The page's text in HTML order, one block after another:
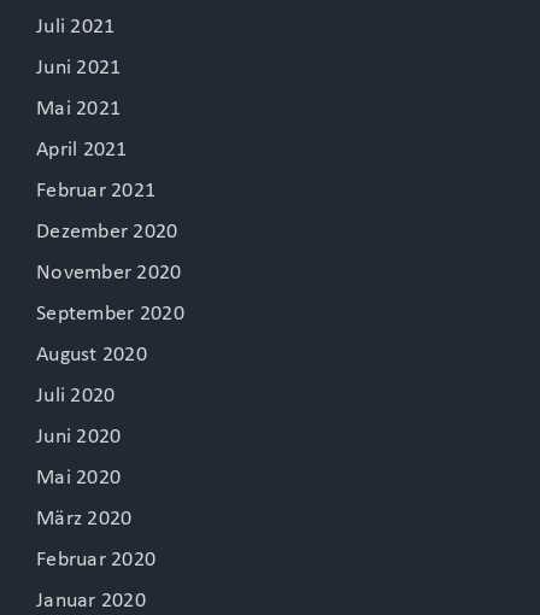
Juli 2021
Juni 2021
Mai 2021
April 2021
Februar 2021
Dezember 2020
November 2020
September 2020
August 2020
Juli 2020
Juni 2020
Mai 2020
März 2020
Februar 2020
Januar 2020